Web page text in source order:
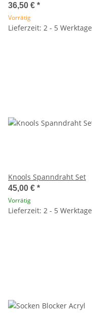
36,50 € *
Vorrätig
Lieferzeit: 2 - 5 Werktage
Knools Spanndraht Set
45,00 € *
Vorrätig
Lieferzeit: 2 - 5 Werktage